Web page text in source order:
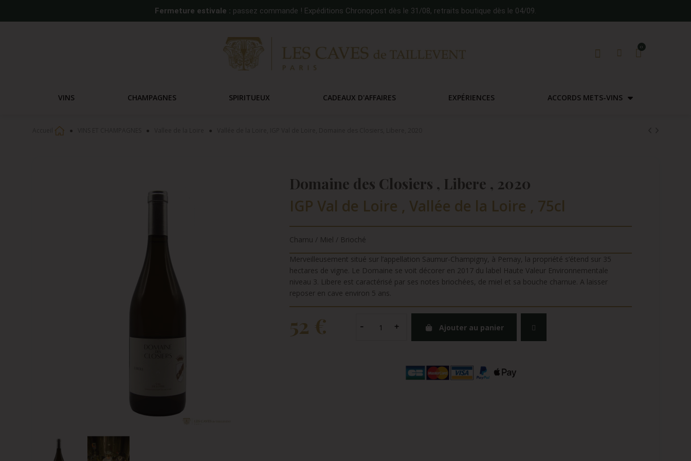
Fermeture estivale : passez commande ! Expéditions Chronopost dès le 31/08, retraits boutique dès le 04/09.
VINS CHAMPAGNES SPIRITUEUX CADEAUX D'AFFAIRES EXPÉRIENCES ACCORDS METS-VINS
Domaine des Closiers , Libere , 2020
IGP Val de Loire , Vallée de la Loire , 75cl
Charnu / Miel / Brioché
Merveilleusement situé sur l’appellation Saumur-Champigny, à Pernay, la propriété s’étend sur 35
hectares de vigne. Le Domaine se voit décorer en 2017 du label Haute Valeur Environnementale
niveau 3. Libere est caractérisé par ses notes briochées, de miel et sa bouche charnue. A laisser
reposer en cave environ 5 ans.
52 € Ajouter au panier